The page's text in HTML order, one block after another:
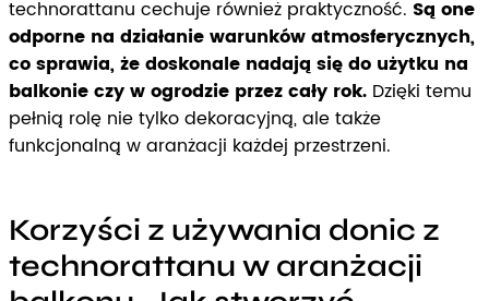
technorattanu cechuje również praktyczność. Są one
odporne na działanie warunków atmosferycznych,
co sprawia, że doskonale nadają się do użytku na
balkonie czy w ogrodzie przez cały rok. Dzięki temu
pełnią rolę nie tylko dekoracyjną, ale także
funkcjonalną w aranżacji każdej przestrzeni.
Korzyści z używania donic z
technorattanu w aranżacji